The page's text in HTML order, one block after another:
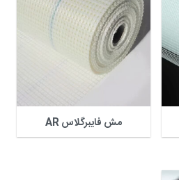
مش فایبرگلاس AR